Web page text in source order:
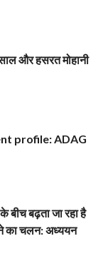
और हसरत मोहानी
profile: ADAG
बीच बढ़ता जा रहा है
का चलन: अध्ययन